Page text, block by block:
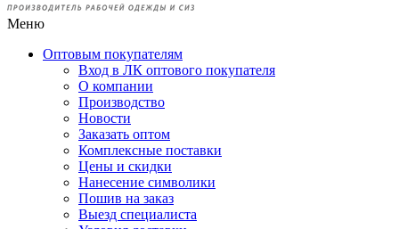
Меню
Оптовым покупателям
Вход в ЛК оптового покупателя
О компании
Производство
Новости
Заказать оптом
Комплексные поставки
Цены и скидки
Нанесение символики
Пошив на заказ
Выезд специалиста